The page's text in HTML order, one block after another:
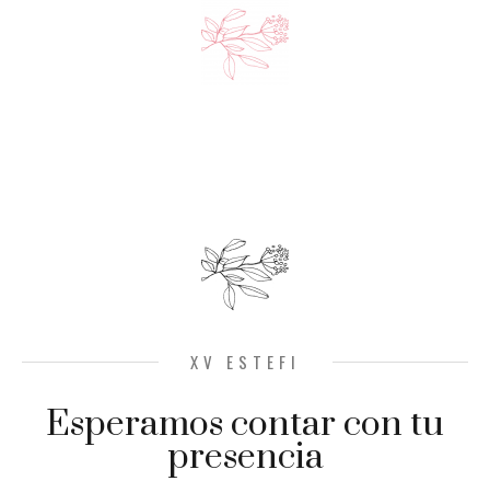
XV ESTEFI
Esperamos contar con tu
presencia